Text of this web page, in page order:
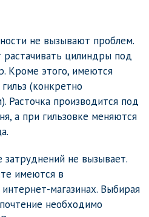
не вызывают проблем.
растачивать цилиндры под
Кроме этого, имеются
(конкретно
Расточка производится под
а при гильзовке меняются
не вызывает.
имеются в
магазинах. Выбирая
необходимо